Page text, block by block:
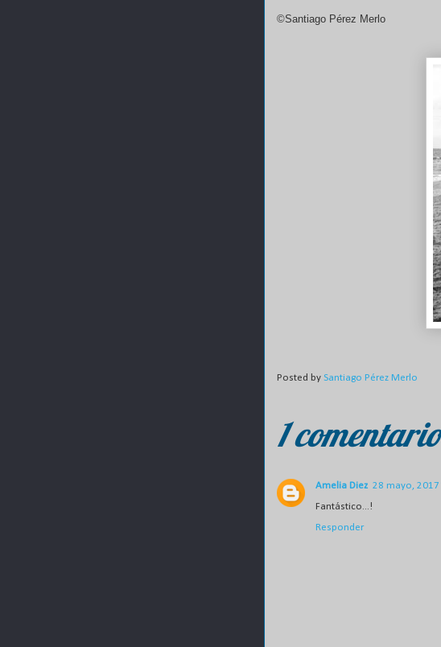
©Santiago Pérez Merlo
Posted by Santiago Pérez Merlo
1
Amelia Diez 28 mayo, 2017
Fantástico...!
Responder